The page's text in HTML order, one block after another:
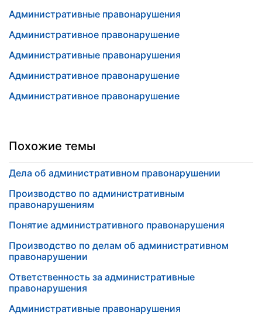
Административные правонарушения
Административное правонарушение
Административные правонарушения
Административное правонарушение
Административное правонарушение
Похожие темы
Дела об административном правонарушении
Производство по административным
правонарушениям
Понятие административного правонарушения
Производство по делам об административном
правонарушении
Ответственность за административные
правонарушения
Административные правонарушения